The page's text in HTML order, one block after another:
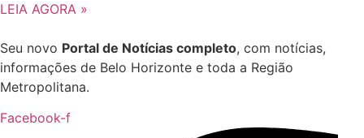
LEIA AGORA »
Seu novo Portal de Notícias completo, com notícias,
informações de Belo Horizonte e toda a Região
Metropolitana.
Facebook-f